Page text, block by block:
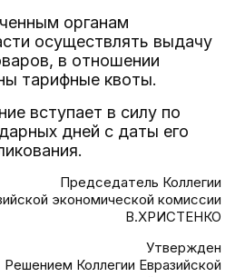
органам
осуществлять выдачу
в отношении
тарифные квоты.
вступает в силу по
дней с даты его
Председатель Коллегии
экономической комиссии
В.ХРИСТЕНКО
Утвержден
Решением Коллегии Евразийской